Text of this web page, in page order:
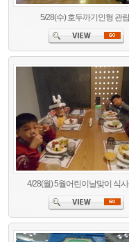
5/28(수) 호두까기인형 관
4/28(월) 5월어린이날맞이 식